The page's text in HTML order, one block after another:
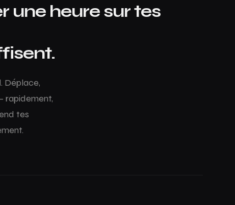
une heure sur tes
Déplace,
rapidement,
tes